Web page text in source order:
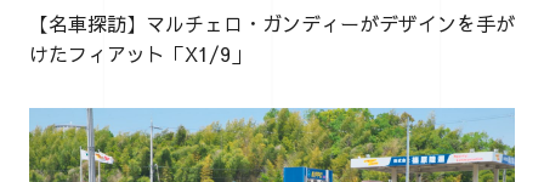
【名車探訪】マルチェロ・ガンディーがデザインを手が
けたフィアット「X1/9」